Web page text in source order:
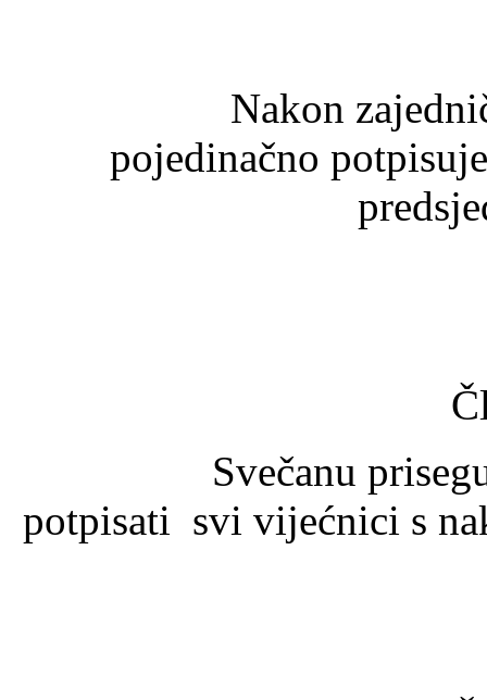
Nakon
pojedinačno
Svečanu prisegu
potpisati svi vijećnici s